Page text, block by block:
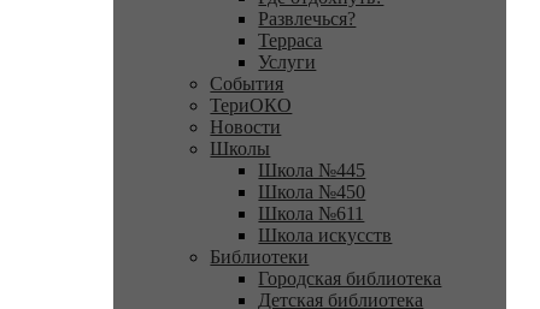
Развлечься?
Терраса
Услуги
События
ТериОКО
Новости
Школы
Школа №445
Школа №450
Школа №611
Школа искусств
Библиотеки
Городская библиотека
Детская библиотека